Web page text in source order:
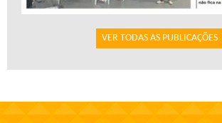
VER TODAS AS PUBLICAÇÕES